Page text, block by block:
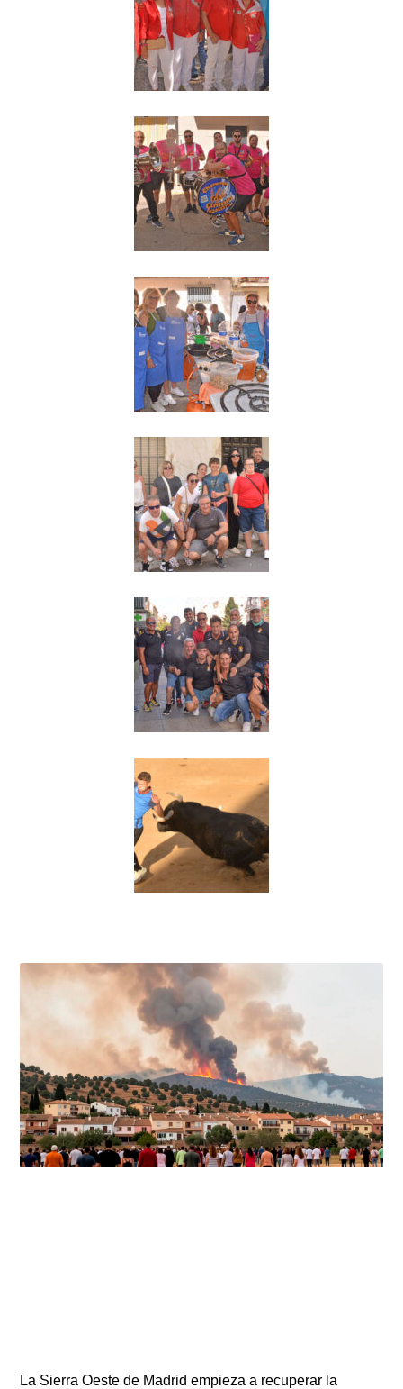
La Sierra Oeste de Madrid empieza a recuperar la